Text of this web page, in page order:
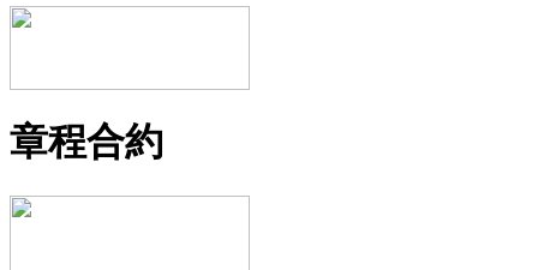
章程合約